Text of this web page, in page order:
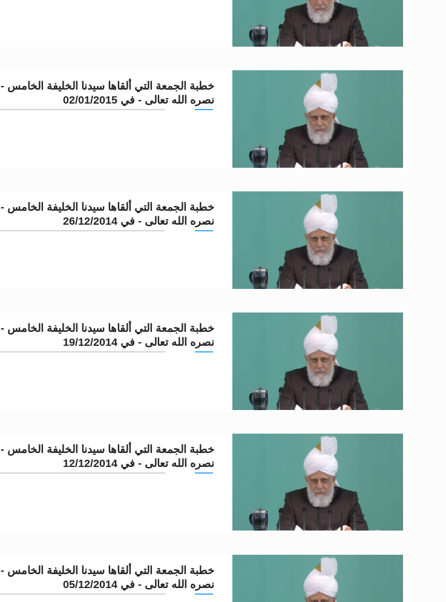
خطبة الجمعة التي ألقاها سيدنا الخليفة الخامس -
نصره الله تعالى - في 02/01/2015
خطبة الجمعة التي ألقاها سيدنا الخليفة الخامس -
نصره الله تعالى - في 26/12/2014
خطبة الجمعة التي ألقاها سيدنا الخليفة الخامس -
نصره الله تعالى - في 19/12/2014
خطبة الجمعة التي ألقاها سيدنا الخليفة الخامس -
نصره الله تعالى - في 12/12/2014
خطبة الجمعة التي ألقاها سيدنا الخليفة الخامس -
نصره الله تعالى - في 05/12/2014